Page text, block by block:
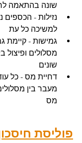
שונה בהתאמה
נזילות - הכספים
למשיכה כל עת
גמישות - קיימת
מסלולים ופיצול
שונים
דחיית מס - כל
מעבר בין
מס
פוליסת